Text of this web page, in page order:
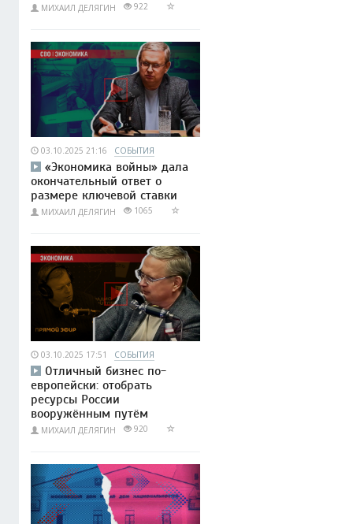
МИХАИЛ ДЕЛЯГИН 922
03.10.2025 21:16 СОБЫТИЯ
«Экономика войны» дала
окончательный ответ о
размере ключевой ставки
МИХАИЛ ДЕЛЯГИН 1065
03.10.2025 17:51 СОБЫТИЯ
Отличный бизнес по-
европейски: отобрать
ресурсы России
вооружённым путём
МИХАИЛ ДЕЛЯГИН 920